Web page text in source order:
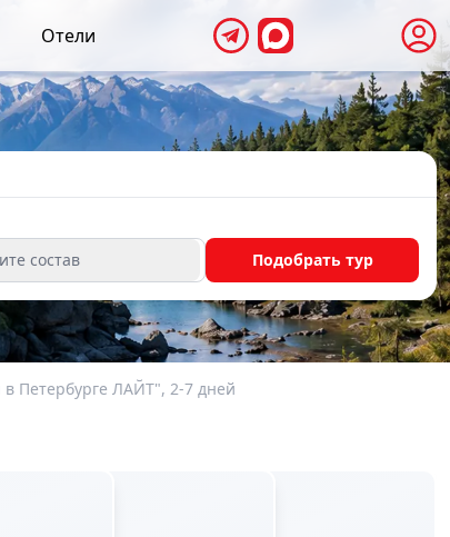
Отели
состав Подобрать тур
Петербурге ЛАЙТ", 2-7 дней